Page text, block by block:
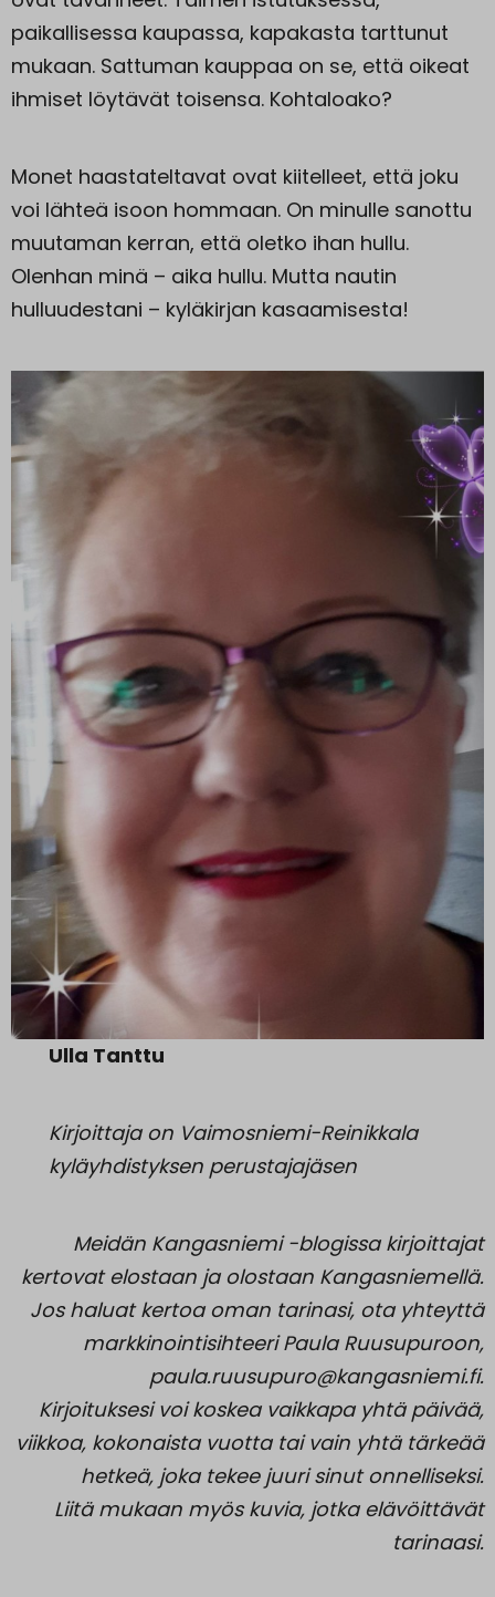
paikallisessa kaupassa, kapakasta tarttunut
mukaan. Sattuman kauppaa on se, että oikeat
ihmiset löytävät toisensa. Kohtaloako?
Monet haastateltavat ovat kiitelleet, että joku
voi lähteä isoon hommaan. On minulle sanottu
muutaman kerran, että oletko ihan hullu.
Olenhan minä – aika hullu. Mutta nautin
hulluudestani – kyläkirjan kasaamisesta!
Ulla Tanttu
Kirjoittaja on Vaimosniemi-Reinikkala
kyläyhdistyksen perustajajäsen
Meidän Kangasniemi -blogissa kirjoittajat
kertovat elostaan ja olostaan Kangasniemellä.
Jos haluat kertoa oman tarinasi, ota yhteyttä
markkinointisihteeri Paula Ruusupuroon,
paula.ruusupuro@kangasniemi.fi.
Kirjoituksesi voi koskea vaikkapa yhtä päivää,
viikkoa, kokonaista vuotta tai vain yhtä tärkeää
hetkeä, joka tekee juuri sinut onnelliseksi.
Liitä mukaan myös kuvia, jotka elävöittävät
tarinaasi.